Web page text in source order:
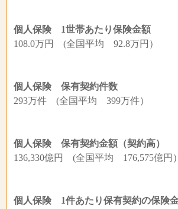
個人保険 1世帯あたり保険金額
108.0万円 (全国平均 92.8万円）
個人保険 保有契約件数
293万件 (全国平均 399万件）
個人保険 保有契約金額（契約高）
136,330億円 (全国平均 176,575億円）
個人保険 1件あたり保有契約の保険